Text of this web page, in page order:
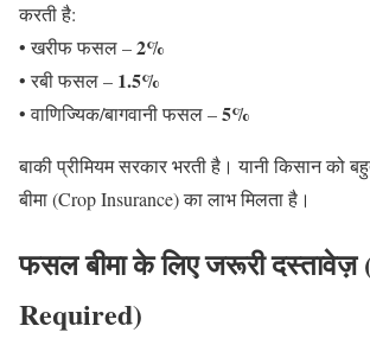
करती है:
• खरीफ फसल –2%
• रबी फसल – 1.5%
• वाणिज्यिक/बागवानी फसल –5%
बाकी प्रीमियम सरकार भरती है। यानी किसान को
बीमा (Crop Insurance) का लाभ मिलता है।
फसल बीमा के लिए जरूरी
Required)